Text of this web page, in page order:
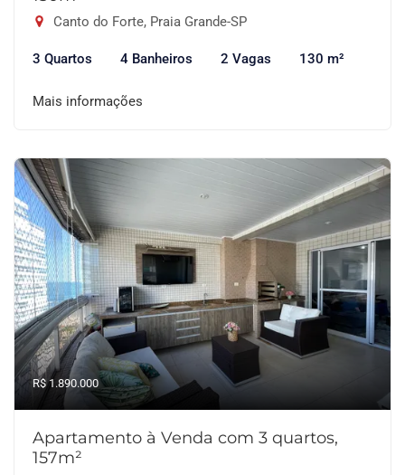
Canto do Forte, Praia Grande-SP
3 Quartos 4 Banheiros 2 Vagas 130 m²
Mais informações
R$ 1.890.000
Apartamento à Venda com 3 quartos,
157m²